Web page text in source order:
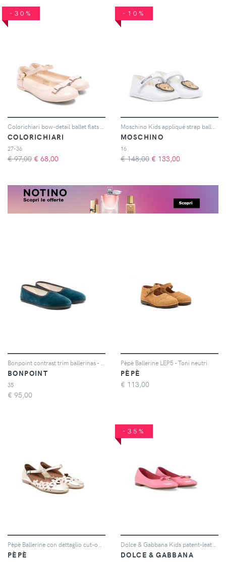
-30%
Colorichiari bow-detail ballet flats - Rosa
COLORICHIARI
27-36
€ 97,00 € 68,00
-10%
Moschino Kids appliqué strap ballerinas - Bianco
MOSCHINO
16
€ 148,00 € 133,00
BONPOINT
35
€ 95,00
Pèpè Ballerine LEP5 - Toni neutri
PÈPÈ
€ 113,00
PÈPÈ
-35%
DOLCE & GABBANA